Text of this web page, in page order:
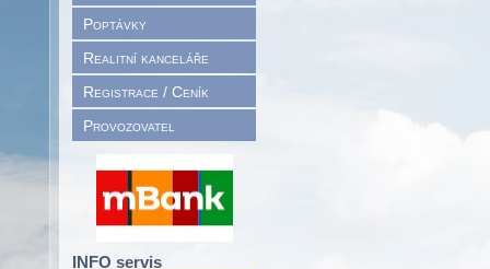
Poptávky
Realitní kanceláře
Registrace / Ceník
Provozovatel
INFO servis